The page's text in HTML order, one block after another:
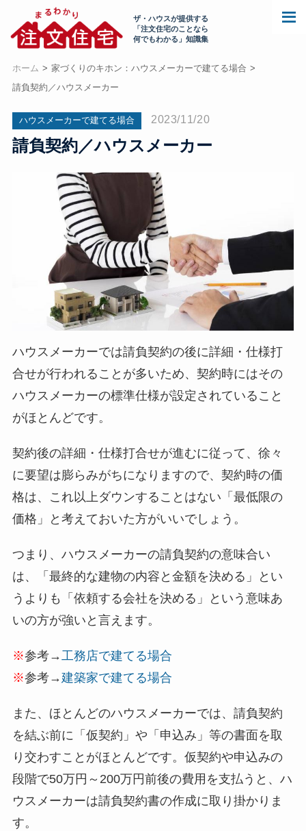
ザ・ハウスが提供する
「注文住宅のことなら
何でもわかる」知識集
ホーム
家づくりのキホン：ハウスメーカーで建てる場合
請負契約／ハウスメーカー
ハウスメーカーで建てる場合 2023/11/20
請負契約／ハウスメーカー
ハウスメーカーでは請負契約の後に詳細・仕様打
合せが行われることが多いため、契約時にはその
ハウスメーカーの標準仕様が設定されていること
がほとんどです。
契約後の詳細・仕様打合せが進むに従って、徐々
に要望は膨らみがちになりますので、契約時の価
格は、これ以上ダウンすることはない「最低限の
価格」と考えておいた方がいいでしょう。
つまり、ハウスメーカーの請負契約の意味合い
は、「最終的な建物の内容と金額を決める」とい
うよりも「依頼する会社を決める」という意味あ
いの方が強いと言えます。
※参考→工務店で建てる場合
※参考→建築家で建てる場合
また、ほとんどのハウスメーカーでは、請負契約
を結ぶ前に「仮契約」や「申込み」等の書面を取
り交わすことがほとんどです。仮契約や申込みの
段階で50万円～200万円前後の費用を支払うと、ハ
ウスメーカーは請負契約書の作成に取り掛かりま
す。